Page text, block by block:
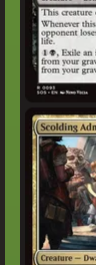
Administrador Repreensor